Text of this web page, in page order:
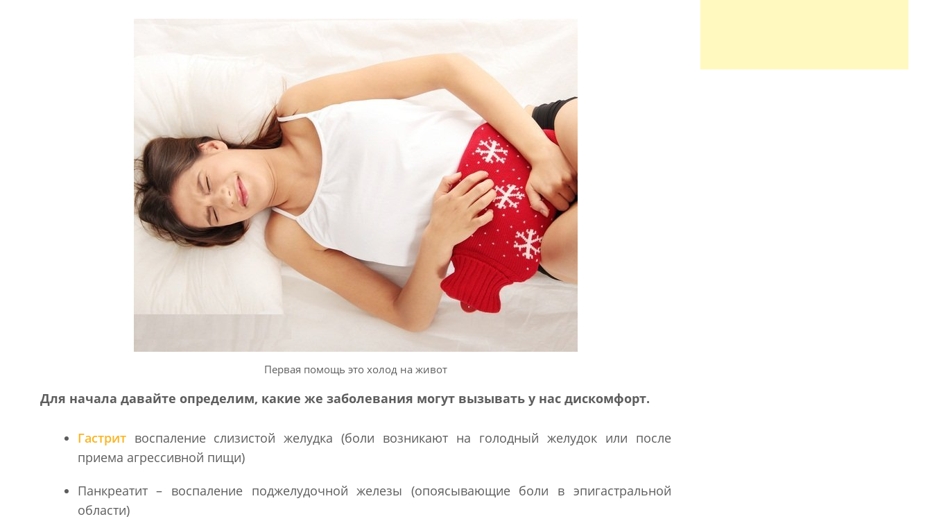
Первая помощь это холод на живот
Для начала давайте определим, какие же заболевания могут вызывать у нас дискомфорт.
Гастритвоспаление слизистой желудка (боли возникают на голодный желудок или после
приема агрессивной пищи)
Панкреатит – воспаление поджелудочной железы (опоясывающие боли в эпигастральной
области)